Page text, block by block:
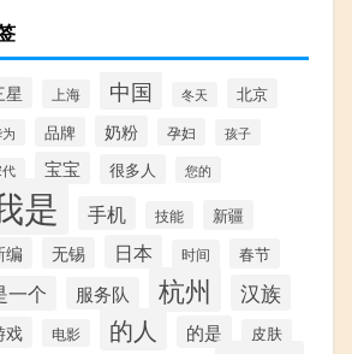
星 上海 中国 冬天 北京
品牌 奶粉 孕妇 孩子
宝宝 很多人 您的
是 手机 技能 新疆
编 无锡 日本 时间 春节
一个 服务队 杭州 汉族
戏 电影 的人 的是 皮肤